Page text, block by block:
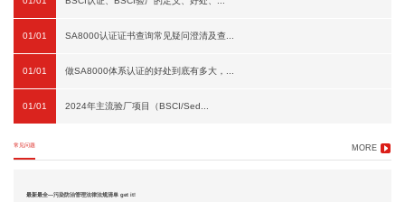
01/01 SA8000认证证书查询常见疑问澄清及查...
01/01 做SA8000体系认证的好处到底有多大，...
01/01 2024年主流验厂项目（BSCI/Sed...
常见问题 MORE
最新最全—污染防治管理法律法规清单 get it!